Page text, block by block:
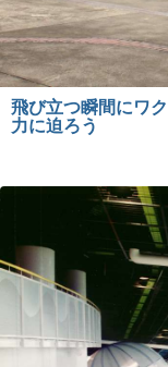
飛び立つ瞬間にワ
力に迫ろう